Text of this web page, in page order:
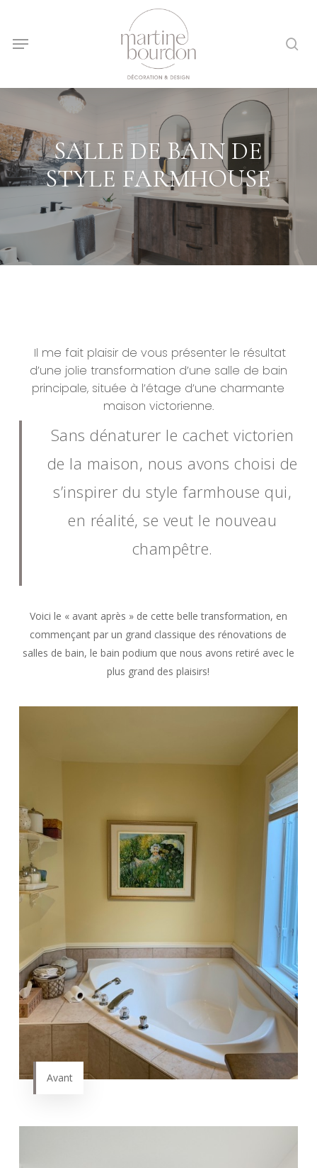
main
Menu
SALLE DE BAIN DE
STYLE FARMHOUSE
Il me fait plaisir de vous présenter le résultat
d’une jolie transformation d’une salle de bain
principale, située à l’étage d’une charmante
maison victorienne.
Sans dénaturer le cachet victorien
de la maison, nous avons choisi de
s’inspirer du style farmhouse qui,
en réalité, se veut le nouveau
champêtre.
Voici le « avant après » de cette belle transformation, en
commençant par un grand classique des rénovations de
salles de bain, le bain podium que nous avons retiré avec le
plus grand des plaisirs!
Avant